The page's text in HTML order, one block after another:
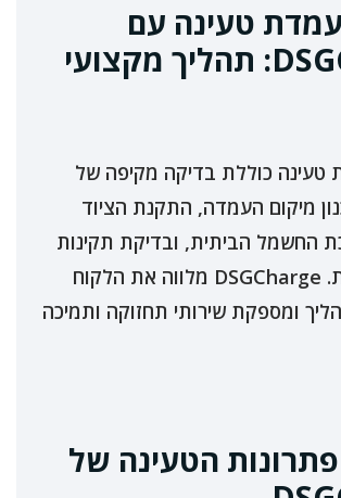
טעינה עם
DSGCharge: תהליך מקצועי
כוללת בדיקה מקיפה של
מיקום העמדה, התקנת הציוד
החשמל הביתית, ובדיקת תקינות
ואישור בטיחות. DSGCharge מלווה את הלקוח
ומספקת שירותי תחזוקה ותמיכה
פתרונות הטעינה של